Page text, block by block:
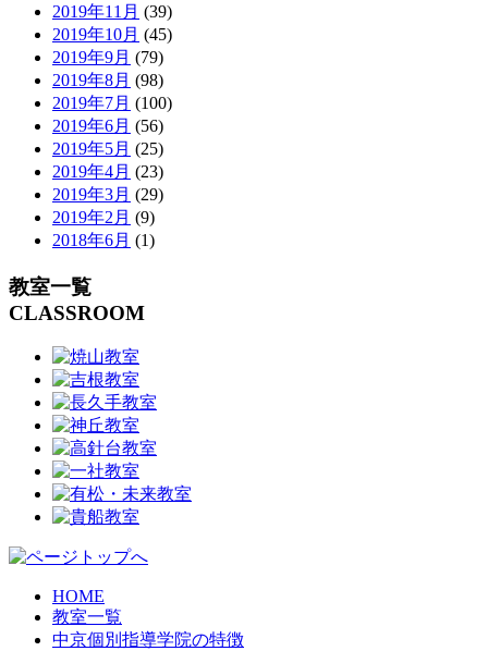
2019年11月 (39)
2019年10月 (45)
2019年9月 (79)
2019年8月 (98)
2019年7月 (100)
2019年6月 (56)
2019年5月 (25)
2019年4月 (23)
2019年3月 (29)
2019年2月 (9)
2018年6月 (1)
教室一覧
CLASSROOM
HOME
教室一覧
中京個別指導学院の特徴